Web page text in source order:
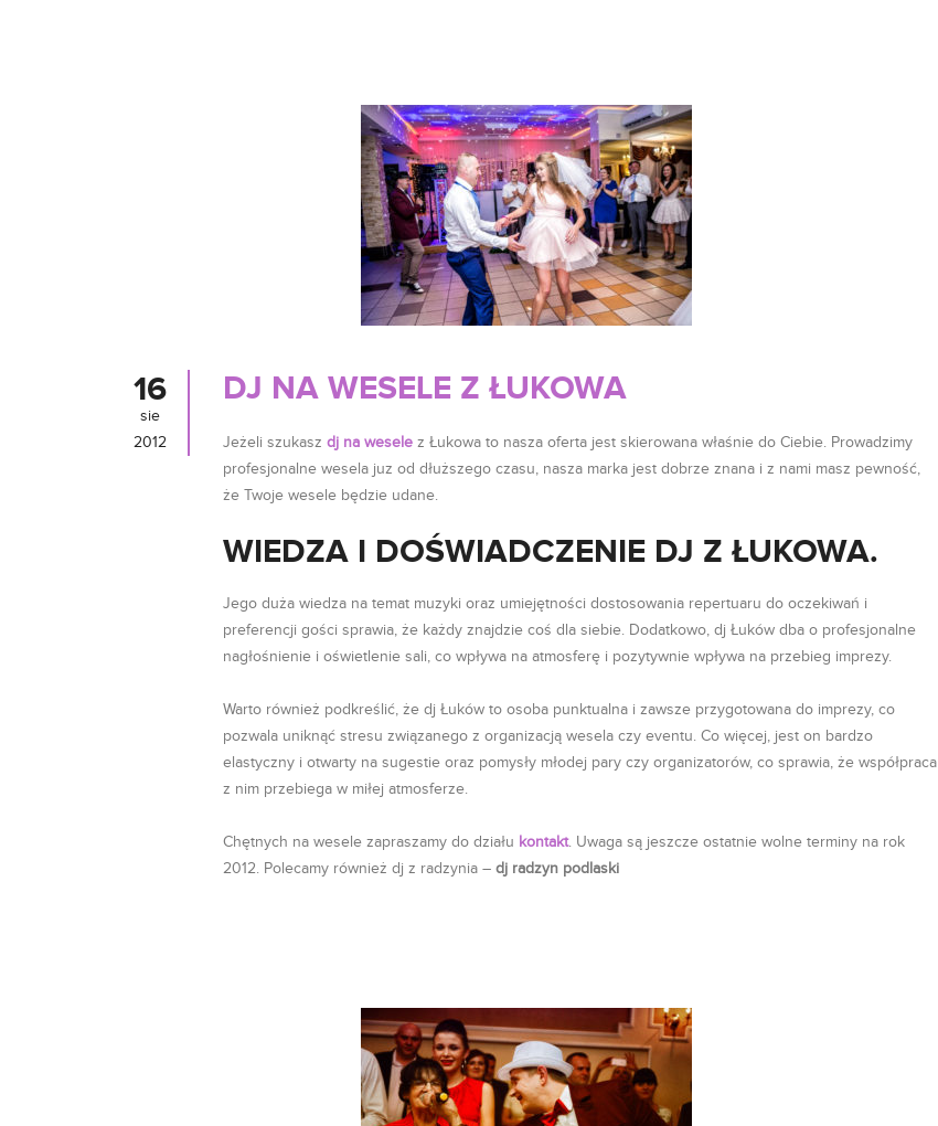
16
sie
2012
DJ NA WESELE Z ŁUKOWA
Jeżeli szukasz dj na wesele z Łukowa to nasza oferta jest skierowana właśnie do Ciebie. Prowadzimy
profesjonalne wesela juz od dłuższego czasu, nasza marka jest dobrze znana i z nami masz pewność,
że Twoje wesele będzie udane.
WIEDZA I DOŚWIADCZENIE DJ Z ŁUKOWA.
Jego duża wiedza na temat muzyki oraz umiejętności dostosowania repertuaru do oczekiwań i
preferencji gości sprawia, że każdy znajdzie coś dla siebie. Dodatkowo, dj Łuków dba o profesjonalne
nagłośnienie i oświetlenie sali, co wpływa na atmosferę i pozytywnie wpływa na przebieg imprezy.
Warto również podkreślić, że dj Łuków to osoba punktualna i zawsze przygotowana do imprezy, co
pozwala uniknąć stresu związanego z organizacją wesela czy eventu. Co więcej, jest on bardzo
elastyczny i otwarty na sugestie oraz pomysły młodej pary czy organizatorów, co sprawia, że współpraca
z nim przebiega w miłej atmosferze.
Chętnych na wesele zapraszamy do działu kontakt. Uwaga są jeszcze ostatnie wolne terminy na rok
2012. Polecamy również dj z radzynia – dj radzyn podlaski